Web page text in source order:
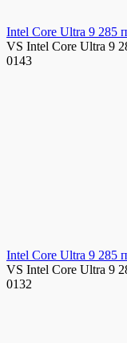
Intel Core Ultra 9 285
VS Intel Core Ultra 9
0143
Intel Core Ultra 9 285
VS Intel Core Ultra 9
0132